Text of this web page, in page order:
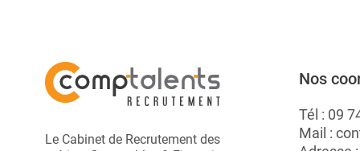
Le Cabinet de Recrutement des
Nos
Tél : 09
Mail :